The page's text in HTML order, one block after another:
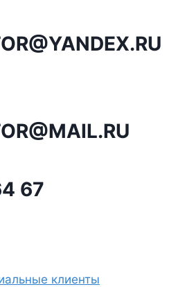
67
клиенты